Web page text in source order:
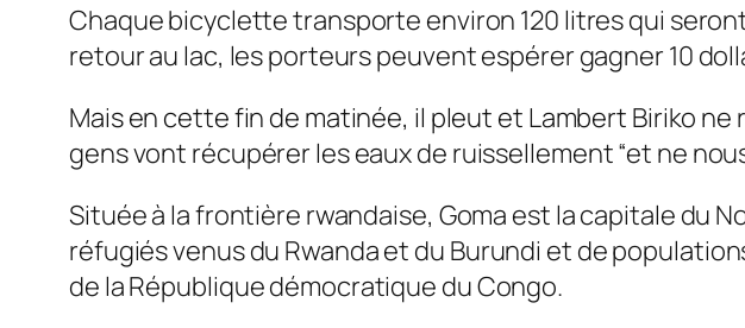
Chaque bicyclette transporte environ 120 litres qui
retour au lac, les porteurs peuvent espérer gagner 10
Mais en cette fin de matinée, il pleut et Lambert Biriko
gens vont récupérer les eaux de ruissellement “et ne
Située à la frontière rwandaise, Goma est la capitale du
réfugiés venus du Rwanda et du Burundi et de
de la République démocratique du Congo.